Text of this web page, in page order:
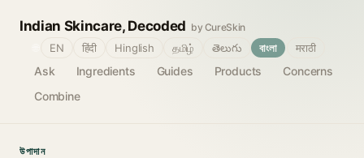
Indian Skincare, Decoded by CureSkin
Ask Ingredients Guides Products
Concerns
Combine
EN हिंदी Hinglish தமிழ் తెలుగు বাংলা मराठी
উপাদান